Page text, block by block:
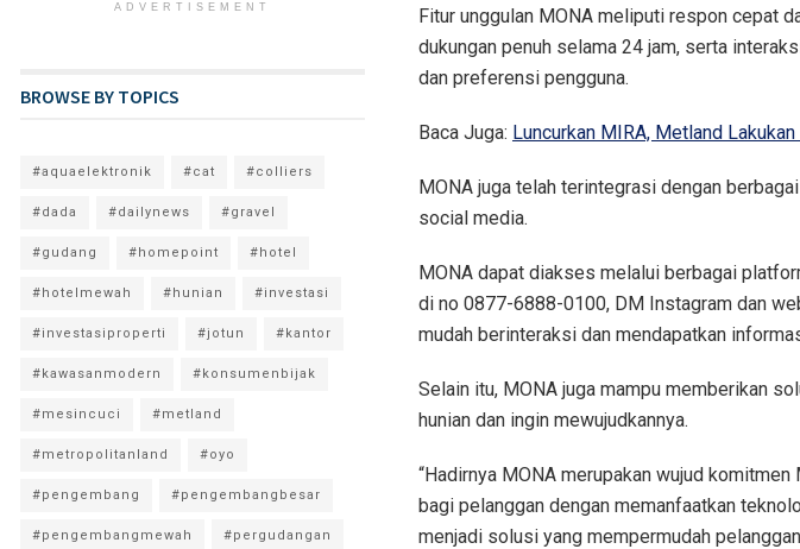
Fitur unggulan MONA meliputi respon cepat
dukungan penuh selama 24 jam, serta
dan preferensi pengguna.
Baca Juga: Luncurkan MIRA, Metland
MONA juga telah terintegrasi dengan
social media.
MONA dapat diakses melalui berbagai
di no 0877-6888-0100, DM Instagram dan
mudah berinteraksi dan mendapatkan
Selain itu, MONA juga mampu memberikan
hunian dan ingin mewujudkannya.
“Hadirnya MONA merupakan wujud
bagi pelanggan dengan memanfaatkan
menjadi solusi yang mempermudah
ADVERTISEMENT
BROWSE BY TOPICS
#aquaelektronik #cat #colliers
#dada #dailynews #gravel
#gudang #homepoint #hotel
#hotelmewah #hunian #investasi
#investasiproperti #jotun #kantor
#kawasanmodern #konsumenbijak
#mesincuci #metland
#metropolitanland #oyo
#pengembang #pengembangbesar
#pengembangmewah #pergudangan